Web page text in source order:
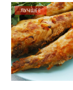
ЛУЧШЕЕ